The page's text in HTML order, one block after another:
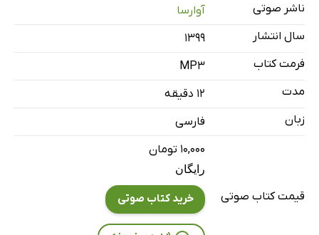
ناشر صوتی
آوارسا
سال انتشار
۱۳۹۹
فرمت کتاب
MP3
مدت
۱۲ دقیقه
زبان
فارسی
قیمت کتاب صوتی
۱۰,۰۰۰ تومان
رایگان
خرید کتاب صوتی